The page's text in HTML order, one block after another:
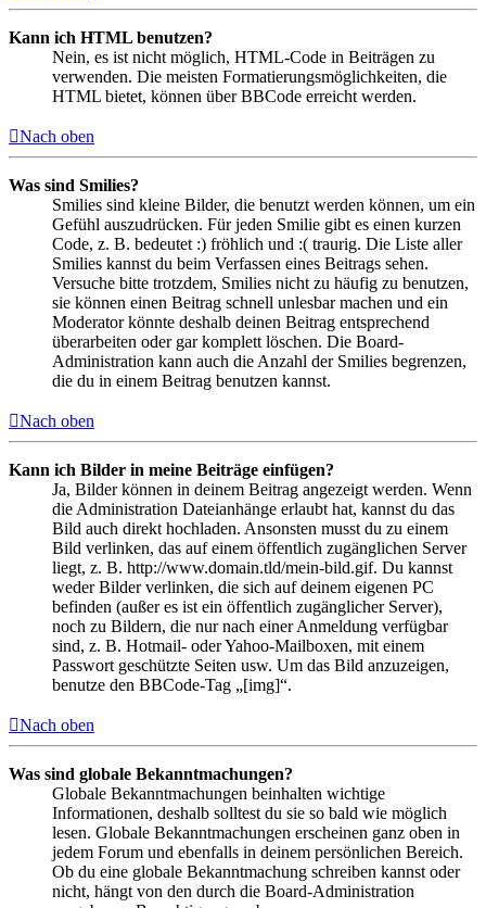
Kann ich HTML benutzen?
Nein, es ist nicht möglich, HTML-Code in Beiträgen zu
verwenden. Die meisten Formatierungsmöglichkeiten, die
HTML bietet, können über BBCode erreicht werden.
Nach oben
Was sind Smilies?
Smilies sind kleine Bilder, die benutzt werden können, um ein
Gefühl auszudrücken. Für jeden Smilie gibt es einen kurzen
Code, z. B. bedeutet :) fröhlich und :( traurig. Die Liste aller
Smilies kannst du beim Verfassen eines Beitrags sehen.
Versuche bitte trotzdem, Smilies nicht zu häufig zu benutzen,
sie können einen Beitrag schnell unlesbar machen und ein
Moderator könnte deshalb deinen Beitrag entsprechend
überarbeiten oder gar komplett löschen. Die Board-
Administration kann auch die Anzahl der Smilies begrenzen,
die du in einem Beitrag benutzen kannst.
Nach oben
Kann ich Bilder in meine Beiträge einfügen?
Ja, Bilder können in deinem Beitrag angezeigt werden. Wenn
die Administration Dateianhänge erlaubt hat, kannst du das
Bild auch direkt hochladen. Ansonsten musst du zu einem
Bild verlinken, das auf einem öffentlich zugänglichen Server
liegt, z. B. http://www.domain.tld/mein-bild.gif. Du kannst
weder Bilder verlinken, die sich auf deinem eigenen PC
befinden (außer es ist ein öffentlich zugänglicher Server),
noch zu Bildern, die nur nach einer Anmeldung verfügbar
sind, z. B. Hotmail- oder Yahoo-Mailboxen, mit einem
Passwort geschützte Seiten usw. Um das Bild anzuzeigen,
benutze den BBCode-Tag „[img]“.
Nach oben
Was sind globale Bekanntmachungen?
Globale Bekanntmachungen beinhalten wichtige
Informationen, deshalb solltest du sie so bald wie möglich
lesen. Globale Bekanntmachungen erscheinen ganz oben in
jedem Forum und ebenfalls in deinem persönlichen Bereich.
Ob du eine globale Bekanntmachung schreiben kannst oder
nicht, hängt von den durch die Board-Administration